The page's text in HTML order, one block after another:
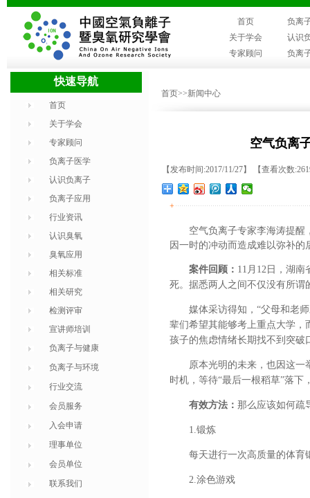
首页
负离
关于学会
认识
专家顾问
负离
快速导航
首页
关于学会
专家顾问
负离子医学
认识负离子
负离子应用
行业资讯
认识臭氧
臭氧应用
相关标准
相关研究
检测评审
宣讲师培训
负离子与健康
负离子与环境
行业交流
会员服务
入会申请
理事单位
会员单位
联系我们
首页>>新闻中心
空气负离
【发布时间:2017/11/27】 【查看次数
+
空气负离子专家李海涛提醒
因一时的冲动而造成难以弥补的
案件回顾： 11月12日，湖
死。据悉两人之间不仅没有所谓
媒体采访得知，“父母和老
辈们希望其能够考上重点大学，
孩子的焦虑情绪长期找不到突破
原本光明的未来，也因这一
时机，等待“最后一根稻草”落下
有效方法： 那么应该如何疏
1.锻炼
每天进行一次高质量的体育
2.涂色游戏